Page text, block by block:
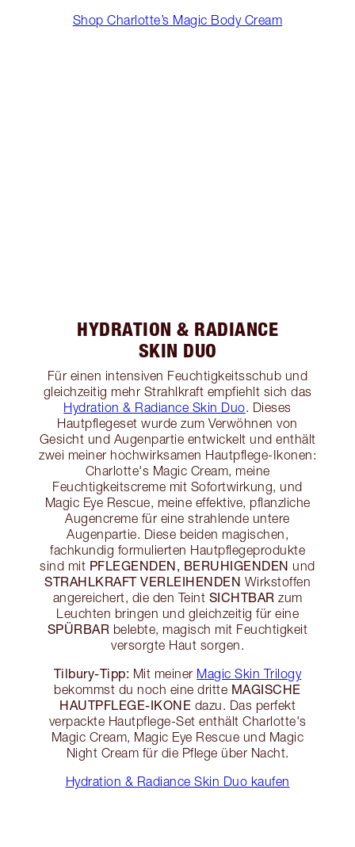
Shop Charlotte’s Magic Body Cream
HYDRATION & RADIANCE
SKIN DUO
Für einen intensiven Feuchtigkeitsschub und
gleichzeitig mehr Strahlkraft empfiehlt sich das
Hydration & Radiance Skin Duo. Dieses
Hautpflegeset wurde zum Verwöhnen von
Gesicht und Augenpartie entwickelt und enthält
zwei meiner hochwirksamen Hautpflege-Ikonen:
Charlotte's Magic Cream, meine
Feuchtigkeitscreme mit Sofortwirkung, und
Magic Eye Rescue, meine effektive, pflanzliche
Augencreme für eine strahlende untere
Augenpartie. Diese beiden magischen,
fachkundig formulierten Hautpflegeprodukte
sind mit PFLEGENDEN, BERUHIGENDEN und
STRAHLKRAFT VERLEIHENDEN Wirkstoffen
angereichert, die den Teint SICHTBAR zum
Leuchten bringen und gleichzeitig für eine
SPÜRBAR belebte, magisch mit Feuchtigkeit
versorgte Haut sorgen.
Tilbury-Tipp: Mit meiner Magic Skin Trilogy
bekommst du noch eine dritte MAGISCHE
HAUTPFLEGE-IKONE dazu. Das perfekt
verpackte Hautpflege-Set enthält Charlotte's
Magic Cream, Magic Eye Rescue und Magic
Night Cream für die Pflege über Nacht.
Hydration & Radiance Skin Duo kaufen